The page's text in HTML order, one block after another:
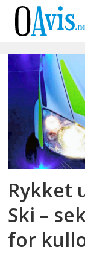
Emne:
Rykket
Ski –
for